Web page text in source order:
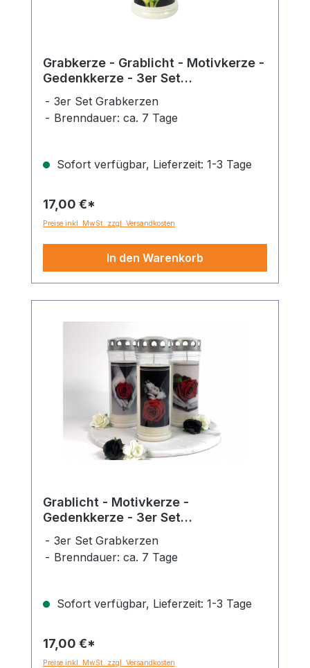
Grabkerze - Grablicht - Motivkerze -
Gedenkkerze - 3er Set
3er Set Grabkerzen
Brenndauer: ca. 7 Tage
Sofort verfügbar, Lieferzeit: 1-3 Tage
17,00 €*
Preise inkl. MwSt. zzgl. Versandkosten
In den Warenkorb
Grablicht - Motivkerze -
Gedenkkerze - 3er Set
3er Set Grabkerzen
Brenndauer: ca. 7 Tage
Sofort verfügbar, Lieferzeit: 1-3 Tage
17,00 €*
Preise inkl. MwSt. zzgl. Versandkosten